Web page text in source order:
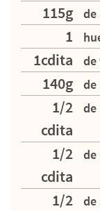
115g de
1
1cdita de
140g de
1/2
cdita
de
1/2
cdita
de
1/2
de